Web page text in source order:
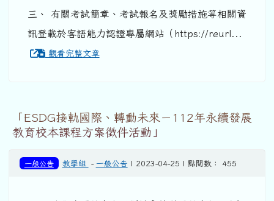
三、 有關考試簡章、考試報名及獎勵措施等相關資
訊登載於客語能力認證專屬網站（https://reurl...
觀看完整文章
「ESDG接軌國際、轉動未來－112年永續發展
教育校本課程方案徵件活動」
一般公告 教學組 - 一般公告 | 2023-04-25 | 點閱數： 455